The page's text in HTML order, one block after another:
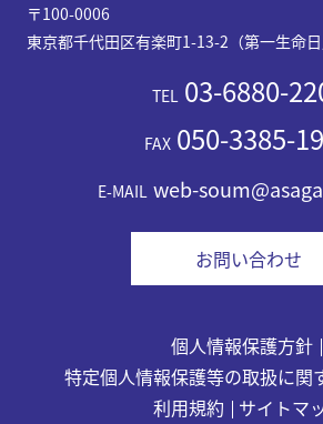
〒100-0006
東京都千代田区有楽町1-13-2（第一生命日
TEL 03-6880-
FAX 050-3385-
E-MAIL web-
お問い合わせ
個人情報保護方針
特定個人情報保護等の取扱に関
利用規約
サイトマ